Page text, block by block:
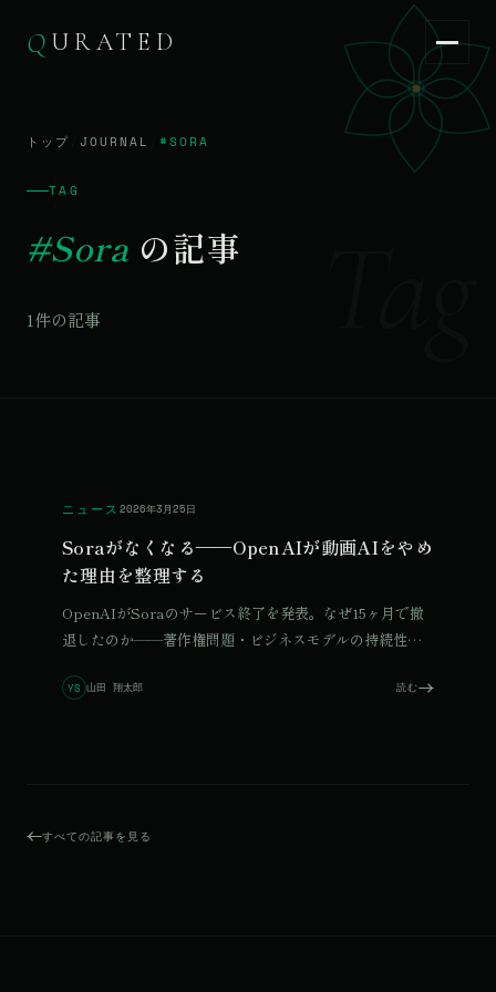
Q URATED
QURATED EN
トップ JOURNAL #SORA
TAG
#Sora の記事
1件の記事
ニュース 2026年3月25日
Soraがなくなる——OpenAIが動画AIをやめ
た理由を整理する
OpenAIがSoraのサービス終了を発表。なぜ15ヶ月で撤
退したのか——著作権問題・ビジネスモデルの持続性・
YS 山田 翔太郎 読む
すべての記事を見る